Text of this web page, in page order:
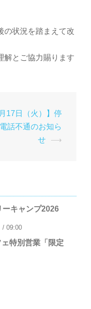
の状況を踏まえて改
解とご協力賜ります
月17日（火）】停
話不通のお知ら
せ
⟶
ーキャンプ2026
/ 09:00
ェ特別営業「限定